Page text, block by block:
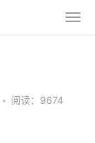
• 阅读：9674